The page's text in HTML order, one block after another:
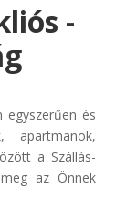
-
egyszerűen és
apartmanok,
a Szállás-
az Önnek